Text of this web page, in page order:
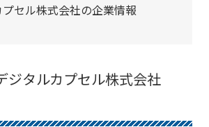
セル株式会社の企業情報
ジタルカプセル株式会社